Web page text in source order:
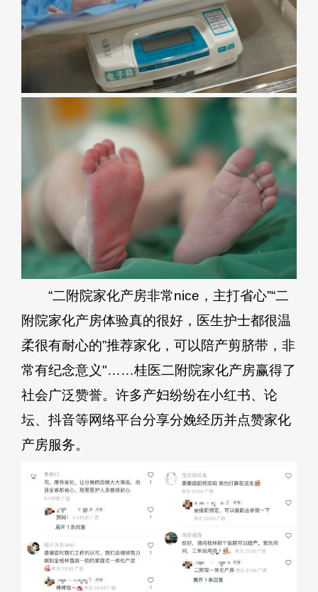
“二附院家化产房非常nice，主打省心”“二
附院家化产房体验真的很好，医生护士都很温
柔很有耐心的”推荐家化，可以陪产剪脐带，非
常有纪念意义"……桂医二附院家化产房赢得了
社会广泛赞誉。许多产妇纷纷在小红书、论
坛、抖音等网络平台分享分娩经历并点赞家化
产房服务。